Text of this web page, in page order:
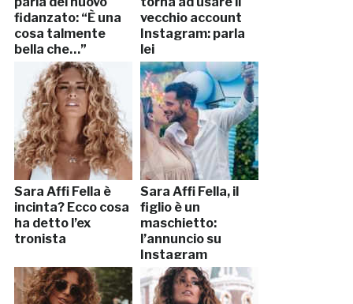
fidanzato: “È una
cosa talmente
bella che…”
vecchio account
Instagram: parla
lei
Sara Affi Fella è
incinta? Ecco cosa
ha detto l’ex
tronista
Sara Affi Fella, il
figlio è un
maschietto:
l’annuncio su
Instagram